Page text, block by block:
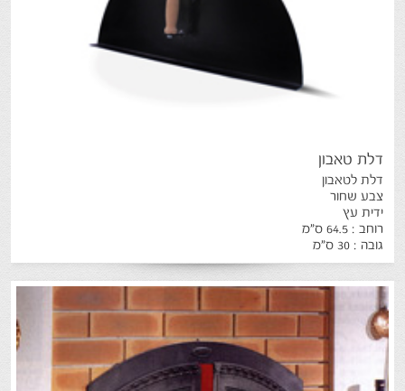
דלת טאבון
דלת לטאבון
צבע שחור
ידית עץ
רוחב : 64.5 ס"מ
גובה : 30 ס"מ